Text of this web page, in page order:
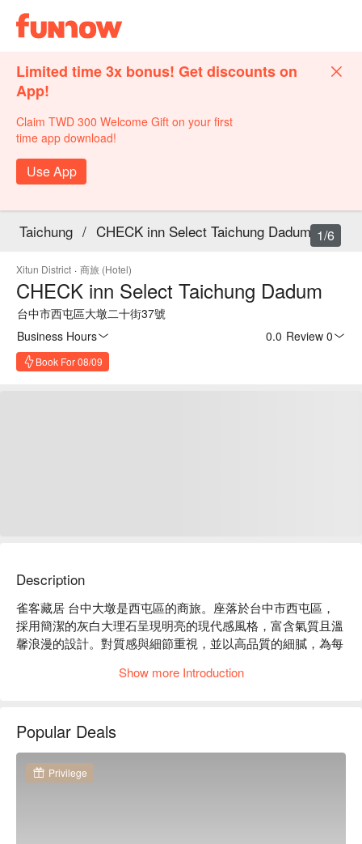
Limited time 3x bonus! Get discounts on
App!
Claim TWD 300 Welcome Gift on your first
time app download!
Use App
Taichung / CHECK inn Select Taichung Dadum
Xitun District · 商旅 (Hotel)
CHECK inn Select Taichung Dadum
台中市西屯區大墩二十街37號
Business Hours
0.0 Review 0
Book For 08/09
1/6
Description
雀客藏居 台中大墩是西屯區的商旅。座落於台中市西屯區，
採用簡潔的灰白大理石呈現明亮的現代感風格，富含氣質且溫
馨浪漫的設計。對質感與細節重視，並以高品質的細膩，為每
雀客藏居 台中大墩評價：Google 4.0 星
國家歌劇院與百貨商場，往東靠近勤美生活圈，可以到美術
館、科博館體驗人文，或是到綠園道、文創市集感受自然與藝
術。
雀客藏居 台中大墩優惠、雀客藏居 台中大墩住宿方案、雀客
Show more Introduction
Popular Deals
Privilege